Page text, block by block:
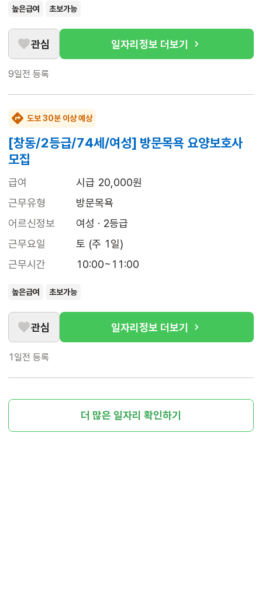
높은급여 초보가능
관심 일자리정보 더보기
9일전 등록
도보 30분 이상 예상
[창동/2등급/74세/여성] 방문목욕 요양보호사
모집
급여
시급 20,000원
근무유형
방문목욕
어르신정보
여성 · 2등급
근무요일
토 (주 1일)
근무시간
10:00~11:00
높은급여 초보가능
관심 일자리정보 더보기
1일전 등록
더 많은 일자리 확인하기